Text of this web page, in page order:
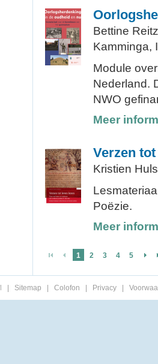
Bettine
Kamminga,
Module
Nederland.
NWO
Meer
Verzen
Kristien
Poëzie.
Meer
1 2 3 4 5
Sitemap Colofon Privacy